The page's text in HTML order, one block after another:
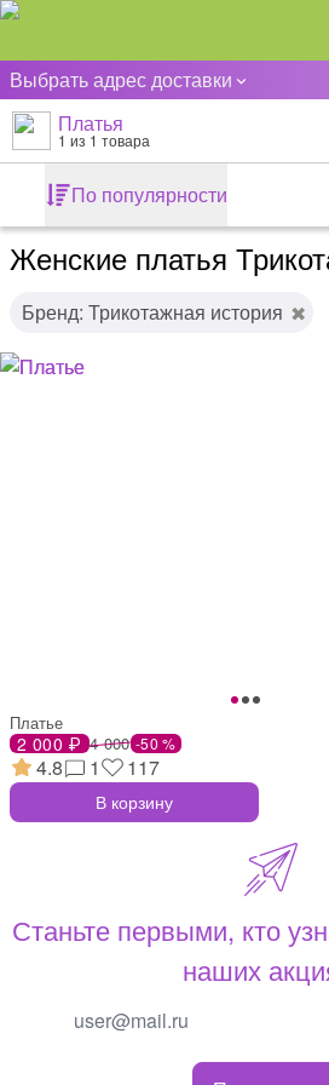
Выбрать адрес доставки
Платья
1 из 1 товара
По популярности
Женские платья
Бренд: Трикотажная история
Платье
2 000 ₽ 4 000 -50 %
4.8 1 117
В корзину
Станьте первыми, кто
наших